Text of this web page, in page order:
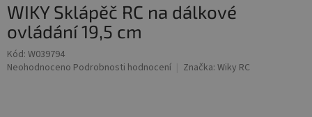
WIKY Sklápěč RC na dálkové
ovládání 19,5 cm
Kód: W039794
Průměrné
Neohodnoceno Podrobnosti hodnocení Značka: Wiky RC